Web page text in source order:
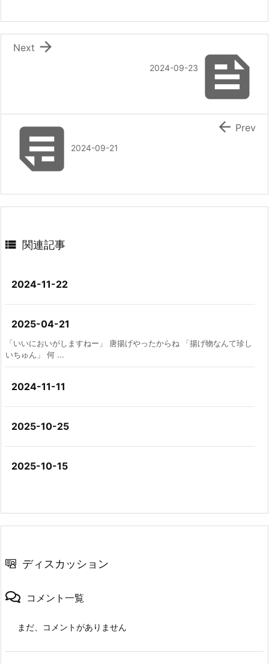

2024-09-23

Next
2024-09-21
 Prev
 関連記事
2024-11-22
2025-04-21
「いいにおいがしますねー」 唐揚げやったからね 「揚げ物なんて珍し
いちゅん」 何 ...
2024-11-11
2025-10-25
2025-10-15
ディスカッション
コメント一覧
まだ、コメントがありません